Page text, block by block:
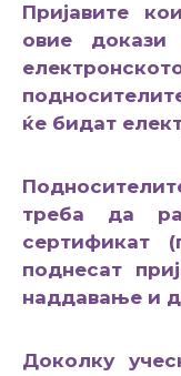
Пријавите
овие докази
ќе бидат
треба да
сертификат
поднесат
наддавање и
Доколку